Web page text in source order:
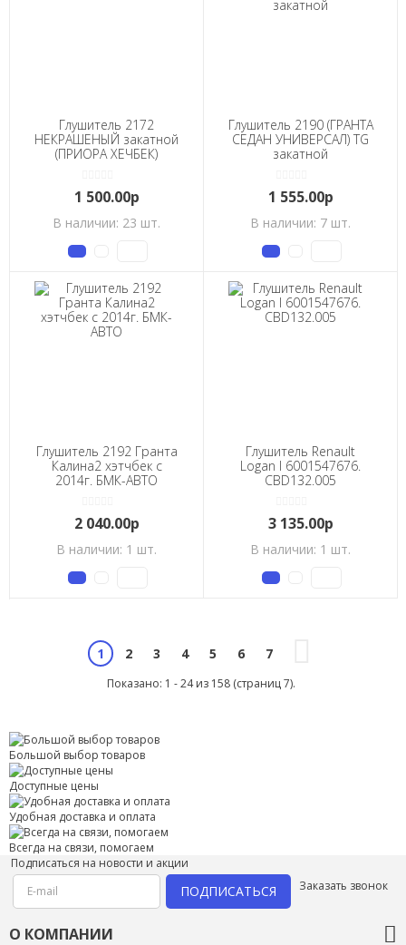
Глушитель 2172
НЕКРАШЕНЫЙ закатной
(ПРИОРА ХЕЧБЕК)
1 500.00р
В наличии: 23 шт.
Глушитель 2190 (ГРАНТА
СЕДАН УНИВЕРСАЛ) ТG
закатной
1 555.00р
В наличии: 7 шт.
Глушитель 2192 Гранта
Калина2 хэтчбек с
2014г. БМК-АВТО
2 040.00р
В наличии: 1 шт.
Глушитель Renault
Logan I 6001547676.
CBD132.005
3 135.00р
В наличии: 1 шт.
1 2 3 4 5 6 7
Показано: 1 - 24 из 158 (страниц 7).
Большой выбор товаров
Доступные цены
Удобная доставка и оплата
Всегда на связи, помогаем
Подписаться на новости и акции
ПОДПИСАТЬСЯ Заказать звонок
О КОМПАНИИ